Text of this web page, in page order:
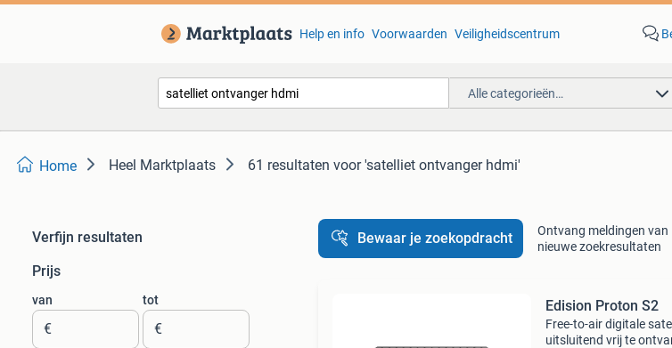
Help en info Voorwaarden Veiligheidscentrum
Alle categorieën…
Home Heel Marktplaats 61 resultaten voor 'satelliet ontvanger hdmi'
Verfijn resultaten
Prijs
van
€
tot
€
Bewaar je zoekopdracht
Ontvang meldingen van
nieuwe zoekresultaten
Edision Proton S2
Free-to-air digitale
uitsluitend vrij te